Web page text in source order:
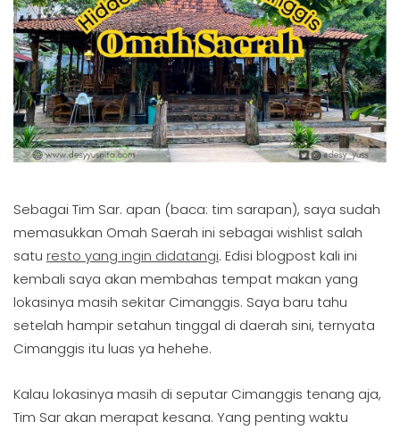
Sebagai Tim Sar. apan (baca: tim sarapan), saya sudah
memasukkan Omah Saerah ini sebagai wishlist salah
satu resto yang ingin didatangi. Edisi blogpost kali ini
kembali saya akan membahas tempat makan yang
lokasinya masih sekitar Cimanggis. Saya baru tahu
setelah hampir setahun tinggal di daerah sini, ternyata
Cimanggis itu luas ya hehehe.
Kalau lokasinya masih di seputar Cimanggis tenang aja,
Tim Sar akan merapat kesana. Yang penting waktu